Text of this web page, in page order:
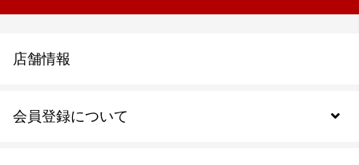
会員登録について
店舗情報